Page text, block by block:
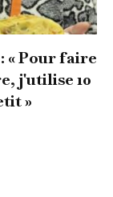
« Pour faire
j'utilise 10
»